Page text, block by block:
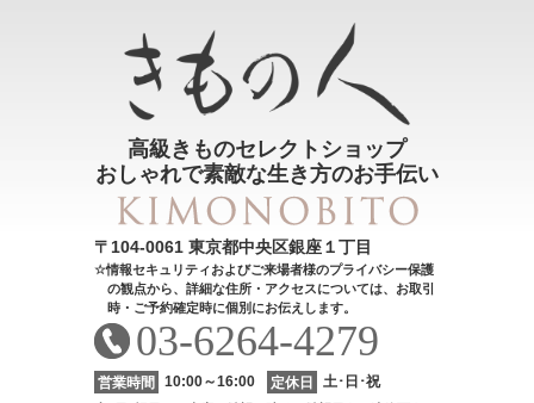
高級きものセレクトショップ
おしゃれで素敵な生き方のお手伝い
〒104-0061 東京都中央区銀座１丁目
情報セキュリティおよびご来場者様のプライバシー保護
の観点から、詳細な住所・アクセスについては、お取引
時・ご予約確定時に個別にお伝えします。
03-6264-4279
営業時間 10:00～16:00 定休日 土･日･祝